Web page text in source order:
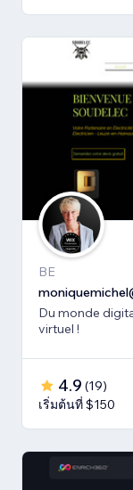
BE
Du monde
virtuel !
4.9 (19)
เริ่มต้นที่ $150